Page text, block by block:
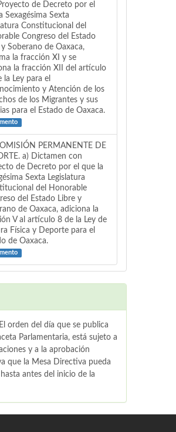
de Decreto por el
Sexagésima Sexta
Constitucional del
Congreso del Estado
y Soberano de Oaxaca,
la fracción XI y se
la fracción XII del artículo
la Ley para el
y Atención de los
de los Migrantes y sus
para el Estado de Oaxaca.
PERMANENTE DE
a) Dictamen con
de Decreto por el que la
Sexta Legislatura
del Honorable
del Estado Libre y
de Oaxaca, adiciona la
V al artículo 8 de la Ley de
Física y Deporte para el
de Oaxaca.
orden del día que se publica
Parlamentaria, está sujeto a
y a la aprobación
que la Mesa Directiva pueda
hasta antes del inicio de la